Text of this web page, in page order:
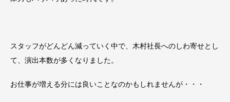
スタッフがどんどん減っていく中で、木村社長へのしわ寄せとし
て、演出本数が多くなりました。
お仕事が増える分には良いことなのかもしれませんが・・・